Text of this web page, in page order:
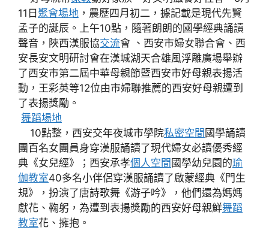
11日 聚會場地 ，農歷四月初二，據記載是現代先賢
孟子的誕辰。上午10點，隨著朗朗的國學經典誦讀
聲音，陜西漢服協交流會 、西安市婦女聯合會、西
安長安文明研討會在漢城湖天合雄風浮雕廣場舉辦
了西安市第二屆中華母親節暨西安市好母親表揚活
動，王彩英等12位由市婦聯推薦的西安好母親遭到
了表揚獎勵。
舞蹈場地
10點整，西安交年夜城市學院私密空間 國學誦讀
團百名女團員身穿漢服誦讀了現代婦女必讀優秀經
典《女兒經》；西安承孝個人空間 國學幼兒園的瑜
伽教室40多名小伴侶穿漢服誦讀了啟蒙經典《門生
規》，扮演了唐詩歌舞《游子吟》，他們還為媽媽
獻花、鞠躬，為遭到表揚獎勵的西安好母親鮮舞蹈
教室花、擁抱。